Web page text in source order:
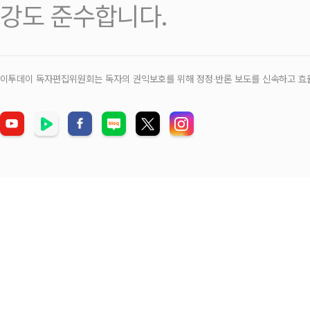
강도 준수합니다.
이투데이 독자편집위원회는 독자의 권익보호를 위해 정정‧반론 보도를 신속하고